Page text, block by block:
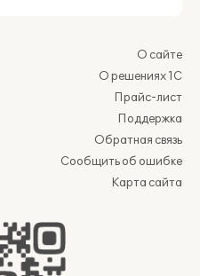
О сайте
О решениях 1С
Прайс-лист
Поддержка
Обратная связь
Сообщить об ошибке
Карта сайта